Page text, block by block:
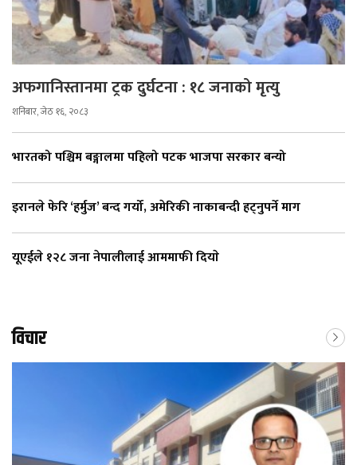
अफगानिस्तानमा ट्रक दुर्घटना : १८ जनाको मृत्यु
शनिबार, जेठ १६, २०८३
भारतको पश्चिम बङ्गालमा पहिलो पटक भाजपा सरकार बन्यो
इरानले फेरि ‘हर्मुज’ बन्द गर्यो, अमेरिकी नाकाबन्दी हट्नुपर्ने माग
यूएईले १२८ जना नेपालीलाई आममाफी दियाे
विचार